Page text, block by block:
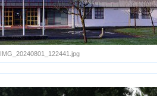
IMG_20240801_122441.jpg